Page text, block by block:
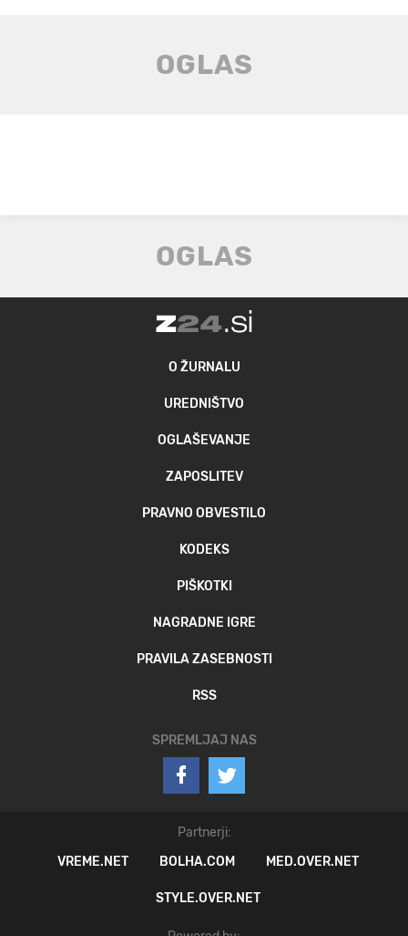
O ŽURNALU
UREDNIŠTVO
OGLAŠEVANJE
ZAPOSLITEV
PRAVNO OBVESTILO
KODEKS
PIŠKOTKI
NAGRADNE IGRE
PRAVILA ZASEBNOSTI
RSS
SPREMLJAJ NAS
Partnerji:
VREME.NET
BOLHA.COM MED.OVER.NET
STYLE.OVER.NET